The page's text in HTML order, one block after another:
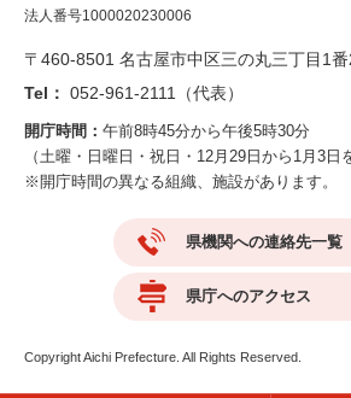
法人番号1000020230006
〒460-8501 名古屋市中区三の丸三丁目1
Tel： 052-961-2111（代表）
開庁時間： 午前8時45分から午後5時30分
（土曜・日曜日・祝日・12月29日から1月3日
※開庁時間の異なる組織、施設があります。
県機関への連絡先一覧
県庁へのアクセス
Copyright Aichi Prefecture. All Rights Reserved.